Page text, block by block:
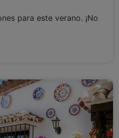
para este verano. ¡No